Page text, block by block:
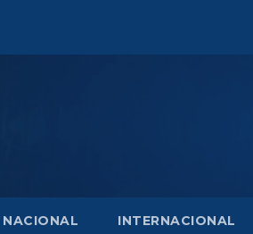
NACIONAL INTERNACIONAL